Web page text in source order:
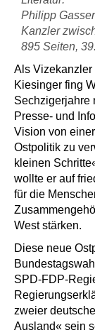
Philipp
Kanzler
895 Seiten,
Als Vizekanzler
Kiesinger fing
Sechzigerjahre
Presse- und
Vision von
Ostpolitik zu
kleinen
wollte er auf
für die
West stärken.
Diese neue
SPD-FDP-
zweier
Ausland« sein